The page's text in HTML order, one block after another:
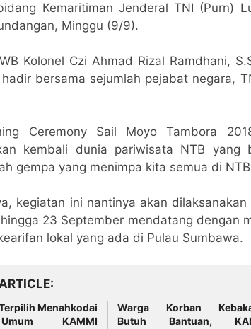
Kemaritiman Jenderal TNI (Purn)
Minggu (9/9).
Kolonel Czi Ahmad Rizal Ramdhani,
bersama sejumlah pejabat negara,
Ceremony Sail Moyo Tambora
kembali dunia pariwisata NTB yang
gempa yang menimpa kita semua di
kegiatan ini nantinya akan
23 September mendatang dengan
lokal yang ada di Pulau Sumbawa.
Menahkodai
KAMMI
Warga Korban
Butuh Bantuan,